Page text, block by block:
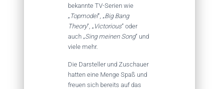
bekannte TV-Serien wie
„ Topmodel“, „Big Bang
Theory“, „ Victorious“ oder
auch „Sing meinen Song“ und
viele mehr.
Die Darsteller und Zuschauer
hatten eine Menge Spaß und
freuen sich bereits auf das